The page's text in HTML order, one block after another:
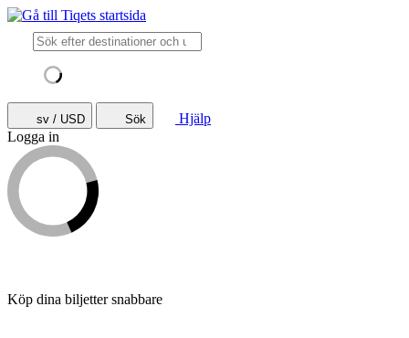
sv / USD Sök
Hjälp
Logga in
Köp dina biljetter snabbare